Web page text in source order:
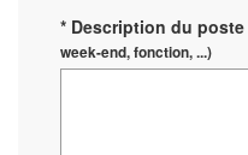
* Description du poste
week-end, fonction, ...)